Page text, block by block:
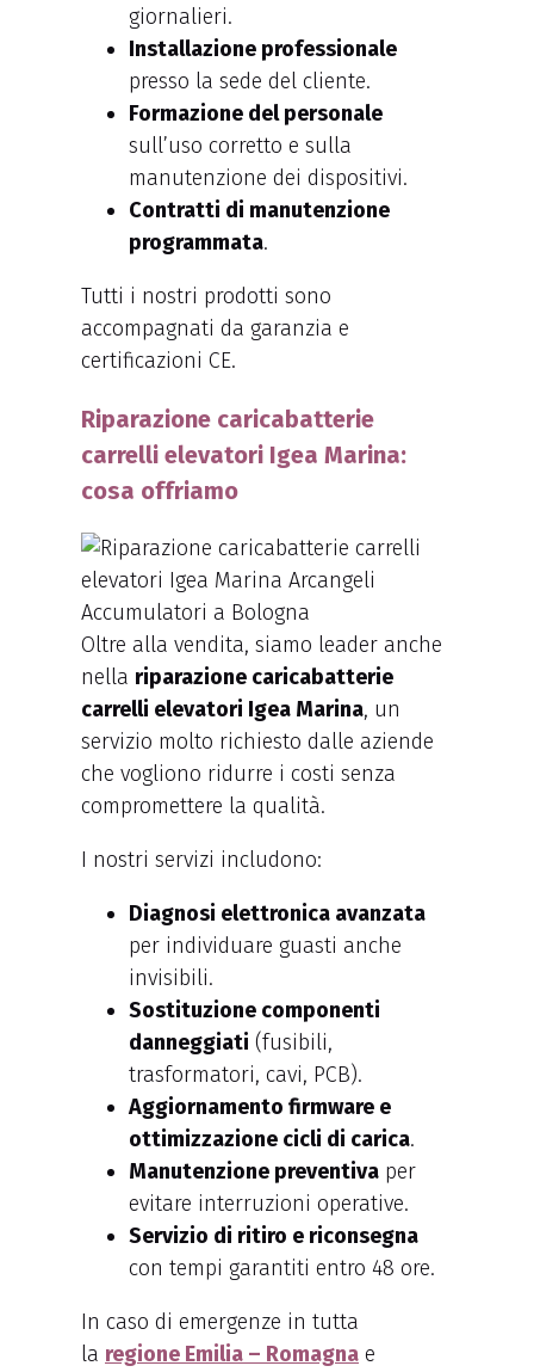
giornalieri.
Installazione professionale
presso la sede del cliente.
Formazione del personale
sull’uso corretto e sulla
manutenzione dei dispositivi.
Contratti di manutenzione
programmata.
Tutti i nostri prodotti sono
accompagnati da garanzia e
certificazioni CE.
Riparazione caricabatterie
carrelli elevatori Igea Marina:
cosa offriamo
Oltre alla vendita, siamo leader anche
nella riparazione caricabatterie
carrelli elevatori Igea Marina, un
servizio molto richiesto dalle aziende
che vogliono ridurre i costi senza
compromettere la qualità.
I nostri servizi includono:
Diagnosi elettronica avanzata
per individuare guasti anche
invisibili.
Sostituzione componenti
danneggiati (fusibili,
trasformatori, cavi, PCB).
Aggiornamento firmware e
ottimizzazione cicli di carica.
Manutenzione preventiva per
evitare interruzioni operative.
Servizio di ritiro e riconsegna
con tempi garantiti entro 48 ore.
In caso di emergenze in tutta
la regione Emilia – Romagna e